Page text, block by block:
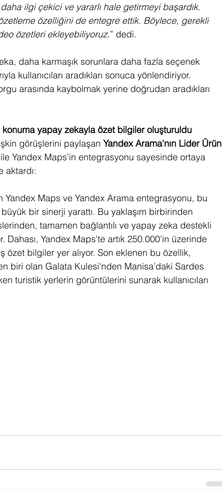
daha ilgi çekici ve yararlı hale getirmeyi başardık.
özetleme özelliğini de entegre ettik. Böylece, gerekli
özetleri ekleyebiliyoruz.” dedi.
daha karmaşık sorunlara daha fazla seçenek
kullanıcıları aradıkları sonuca yönlendiriyor.
arasında kaybolmak yerine doğrudan aradıkları
yapay zekayla özet bilgiler oluşturuldu
görüşlerini paylaşan Yandex Arama'nın Lider Ürün
Yandex Maps’in entegrasyonu sayesinde ortaya
aktardı:
Yandex Maps ve Yandex Arama entegrasyonu, bu
bir sinerji yarattı. Bu yaklaşım birbirinden
tamamen bağlantılı ve yapay zeka destekli
Dahası, Yandex Maps'te artık 250.000'in üzerinde
özet bilgiler yer alıyor. Son eklenen bu özellik,
biri olan Galata Kulesi'nden Manisa’daki Sardes
turistik yerlerin görüntülerini sunarak kullanıcıları